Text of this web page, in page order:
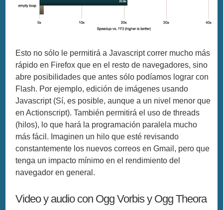
Esto no sólo le permitirá a Javascript correr mucho más
rápido en Firefox que en el resto de navegadores, sino
abre posibilidades que antes sólo podíamos lograr con
Flash. Por ejemplo, edición de imágenes usando
Javascript (Sí, es posible, aunque a un nivel menor que
en Actionscript). También permitirá el uso de threads
(hilos), lo que hará la programación paralela mucho
más fácil. Imaginen un hilo que esté revisando
constantemente los nuevos correos en Gmail, pero que
tenga un impacto mínimo en el rendimiento del
navegador en general.
Video y audio con Ogg Vorbis y Ogg Theora